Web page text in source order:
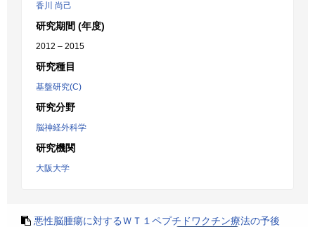
香川 尚己
研究期間 (年度)
2012 – 2015
研究種目
基盤研究(C)
研究分野
脳神経外科学
研究機関
大阪大学
悪性脳腫瘍に対するＷＴ１ペプチドワクチン療法の予後